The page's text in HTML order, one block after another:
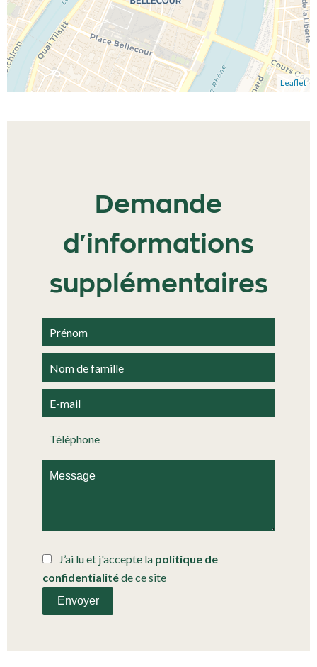
Leaflet
Demande
d'informations
supplémentaires
J’ai lu et j'accepte la politique de
confidentialitéde ce site
Envoyer